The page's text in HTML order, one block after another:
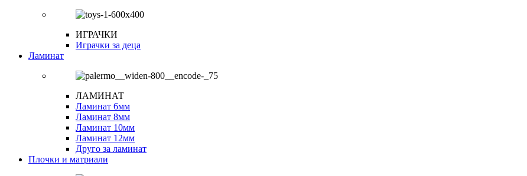
ИГРАЧКИ
Играчки за деца
Ламинат
ЛАМИНАТ
Ламинат 6мм
Ламинат 8мм
Ламинат 10мм
Ламинат 12мм
Друго за ламинат
Плочки и матриали